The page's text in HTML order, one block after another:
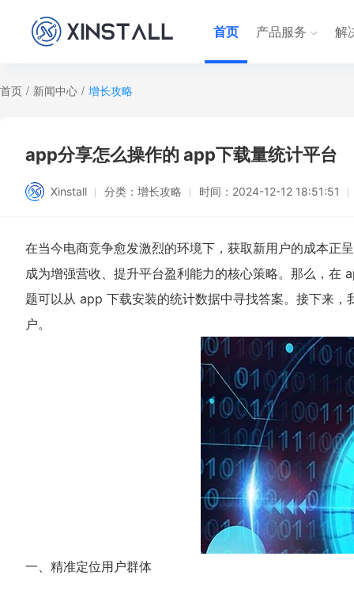
首页 产品服务 解
首页 / 新闻中心 / 增长攻略
app分享怎么操作的 app下载量统计平台
Xinstall 分类： 增长攻略 时间： 2024-12-12 18:51:51
在当今电商竞争愈发激烈的环境下，获取新用户的成本正
成为增强营收、提升平台盈利能力的核心策略。那么，在
题可以从 app 下载安装的统计数据中寻找答案。接下来
户。
一、精准定位用户群体